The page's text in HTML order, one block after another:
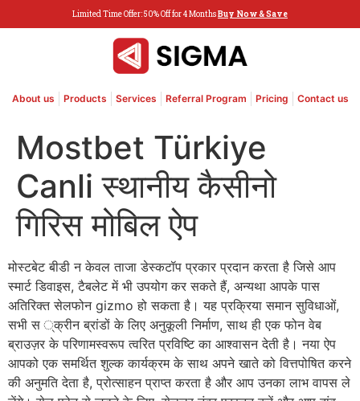
Limited Time Offer: 50% Off for 4 MonthsBuy Now & Save
About us Products Services Referral Program Pricing Contact us
Mostbet Türkiye
Canli स्थानीय कैसीनो
गिरिस मोबिल ऐप
मोस्टबेट बीडी न केवल ताजा डेस्कटॉप प्रकार प्रदान करता है जिसे आप
स्मार्ट डिवाइस, टैबलेट में भी उपयोग कर सकते हैं, अन्यथा आपके पास
अतिरिक्त सेलफोन gizmo हो सकता है। यह प्रक्रिया समान सुविधाओं,
सभी स्क्रीन ब्रांडों के लिए अनुकूली निर्माण, साथ ही एक फोन वेब
ब्राउज़र के परिणामस्वरूप त्वरित प्रविष्टि का आश्वासन देती है। नया ऐप
आपको एक समर्थित शुल्क कार्यक्रम के साथ अपने खाते को वित्तपोषित करने
की अनुमति देता है, प्रोत्साहन प्राप्त करता है और आप उनका लाभ वापस ले